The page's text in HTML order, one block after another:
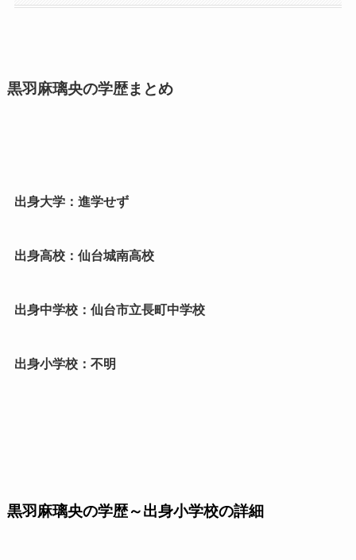
黒羽麻璃央の学歴まとめ
出身大学：進学せず
出身高校：仙台城南高校
出身中学校：仙台市立長町中学校
出身小学校：不明
黒羽麻璃央の学歴～出身小学校の詳細